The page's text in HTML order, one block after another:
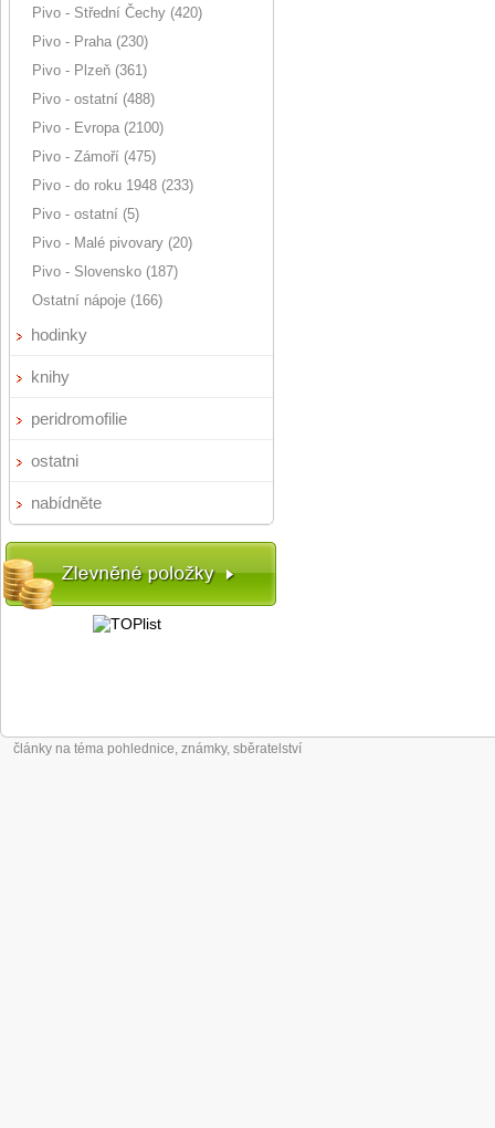
Pivo - Střední Čechy (420)
Pivo - Praha (230)
Pivo - Plzeň (361)
Pivo - ostatní (488)
Pivo - Evropa (2100)
Pivo - Zámoří (475)
Pivo - do roku 1948 (233)
Pivo - ostatní (5)
Pivo - Malé pivovary (20)
Pivo - Slovensko (187)
Ostatní nápoje (166)
hodinky
knihy
peridromofilie
ostatni
nabídněte
články na téma pohlednice, známky, sběratelství